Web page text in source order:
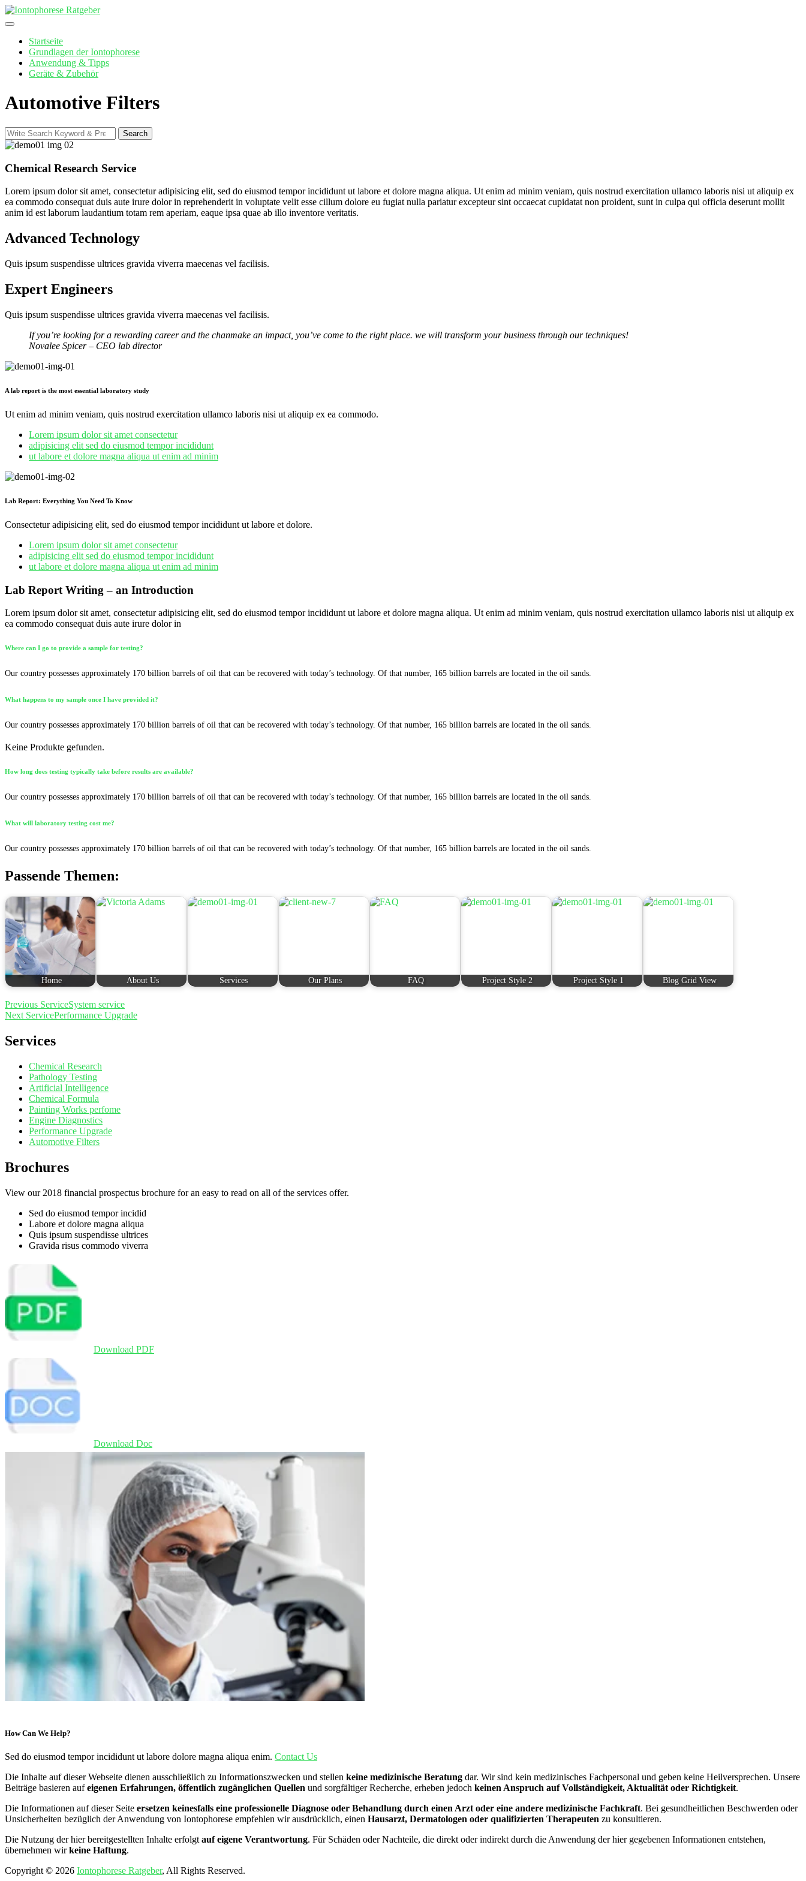
Skip
to
Startseite
Grundlagen der Iontophorese
Anwendung & Tipps
Geräte & Zubehör
Automotive Filters
Search
for:
Search
Chemical Research Service
Lorem ipsum dolor sit amet, consectetur adipisicing elit, sed do eiusmod tempor incididunt ut labore et dolore magna aliqua. Ut enim ad minim veniam, quis nostrud exercitation ullamco laboris nisi ut aliquip ex
ea commodo consequat duis aute irure dolor in reprehenderit in voluptate velit esse cillum dolore eu fugiat nulla pariatur excepteur sint occaecat cupidatat non proident, sunt in culpa qui officia deserunt mollit
anim id est laborum laudantium totam rem aperiam, eaque ipsa quae ab illo inventore veritatis.
Advanced Technology
Quis ipsum suspendisse ultrices gravida viverra maecenas vel facilisis.
Expert Engineers
Quis ipsum suspendisse ultrices gravida viverra maecenas vel facilisis.
If you’re looking for a rewarding career and the chanmake an impact, you’ve come to the right place. we will transform your business through our techniques!
Novalee Spicer – CEO lab director
A lab report is the most essential laboratory study
Ut enim ad minim veniam, quis nostrud exercitation ullamco laboris nisi ut aliquip ex ea commodo.
Lorem ipsum dolor sit amet consectetur
adipisicing elit sed do eiusmod tempor incididunt
ut labore et dolore magna aliqua ut enim ad minim
Lab Report: Everything You Need To Know
Consectetur adipisicing elit, sed do eiusmod tempor incididunt ut labore et dolore.
Lorem ipsum dolor sit amet consectetur
adipisicing elit sed do eiusmod tempor incididunt
ut labore et dolore magna aliqua ut enim ad minim
Lab Report Writing – an Introduction
Lorem ipsum dolor sit amet, consectetur adipisicing elit, sed do eiusmod tempor incididunt ut labore et dolore magna aliqua. Ut enim ad minim veniam, quis nostrud exercitation ullamco laboris nisi ut aliquip ex
ea commodo consequat duis aute irure dolor in
Where can I go to provide a sample for testing?
Our country possesses approximately 170 billion barrels of oil that can be recovered with today’s technology. Of that number, 165 billion barrels are located in the oil sands.
What happens to my sample once I have provided it?
Our country possesses approximately 170 billion barrels of oil that can be recovered with today’s technology. Of that number, 165 billion barrels are located in the oil sands.
Keine Produkte gefunden.
How long does testing typically take before results are available?
Our country possesses approximately 170 billion barrels of oil that can be recovered with today’s technology. Of that number, 165 billion barrels are located in the oil sands.
What will laboratory testing cost me?
Our country possesses approximately 170 billion barrels of oil that can be recovered with today’s technology. Of that number, 165 billion barrels are located in the oil sands.
Passende Themen:
Home About Us Services Our Plans FAQ Project Style 2 Project Style 1 Blog Grid View
Beitragsnavigation
Previous ServiceSystem service
Next ServicePerformance Upgrade
Services
Chemical Research
Pathology Testing
Artificial Intelligence
Chemical Formula
Painting Works perfome
Engine Diagnostics
Performance Upgrade
Automotive Filters
Brochures
View our 2018 financial prospectus brochure for an easy to read on all of the services offer.
Sed do eiusmod tempor incidid
Labore et dolore magna aliqua
Quis ipsum suspendisse ultrices
Gravida risus commodo viverra
Download PDF
Download Doc
How Can We Help?
Sed do eiusmod tempor incididunt ut labore dolore magna aliqua enim. Contact Us
Die Inhalte auf dieser Webseite dienen ausschließlich zu Informationszwecken und stellen keine medizinische Beratung dar. Wir sind kein medizinisches Fachpersonal und geben keine Heilversprechen. Unsere
Beiträge basieren aufeigenen Erfahrungen, öffentlich zugänglichen Quellen und sorgfältiger Recherche, erheben jedoch keinen Anspruch auf Vollständigkeit, Aktualität oder Richtigkeit.
Die Informationen auf dieser Seite ersetzen keinesfalls eine professionelle Diagnose oder Behandlung durch einen Arzt oder eine andere medizinische Fachkraft. Bei gesundheitlichen Beschwerden oder
Unsicherheiten bezüglich der Anwendung von Iontophorese empfehlen wir ausdrücklich, einen Hausarzt, Dermatologen oder qualifizierten Therapeuten zu konsultieren.
Die Nutzung der hier bereitgestellten Inhalte erfolgt auf eigene Verantwortung. Für Schäden oder Nachteile, die direkt oder indirekt durch die Anwendung der hier gegebenen Informationen entstehen,
übernehmen wirkeine Haftung.
Copyright © 2026 Iontophorese Ratgeber, All Rights Reserved.